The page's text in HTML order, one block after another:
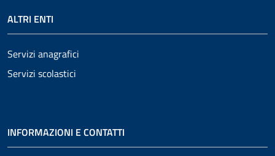
ALTRI ENTI
Servizi anagrafici
Servizi scolastici
INFORMAZIONI E CONTATTI